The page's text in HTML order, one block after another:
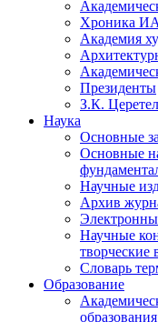
Хроника
Академия
Президенты
З.К.
Наука
Основные
Основные
Научные
Архив
Научные
творческие
Словарь
Образование
образования